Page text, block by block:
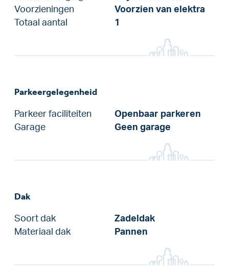
Voorzieningen
Voorzien van elektra
Totaal aantal
1
Parkeergelegenheid
Parkeer faciliteiten
Openbaar parkeren
Garage
Geen garage
Dak
Soort dak
Zadeldak
Materiaal dak
Pannen